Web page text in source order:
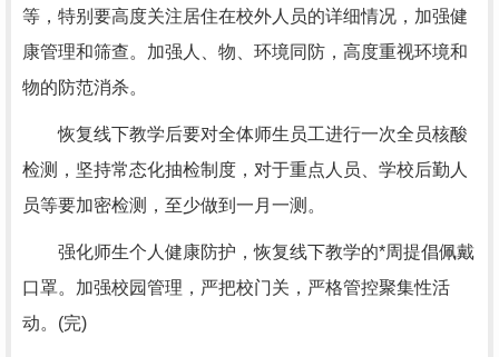
等，特别要高度关注居住在校外人员的详细情况，加强健
康管理和筛查。加强人、物、环境同防，高度重视环境和
物的防范消杀。
恢复线下教学后要对全体师生员工进行一次全员核酸
检测，坚持常态化抽检制度，对于重点人员、学校后勤人
员等要加密检测，至少做到一月一测。
强化师生个人健康防护，恢复线下教学的*周提倡佩戴
口罩。加强校园管理，严把校门关，严格管控聚集性活
动。(完)